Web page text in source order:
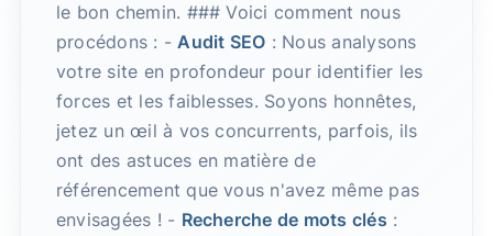
le bon chemin. ### Voici comment nous
procédons : -Audit SEO : Nous analysons
votre site en profondeur pour identifier les
forces et les faiblesses. Soyons honnêtes,
jetez un œil à vos concurrents, parfois, ils
ont des astuces en matière de
référencement que vous n'avez même pas
envisagées ! - Recherche de mots clés :